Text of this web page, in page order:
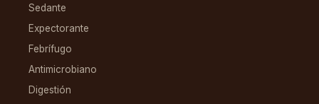
Sedante
Expectorante
Febrífugo
Antimicrobiano
Digestión